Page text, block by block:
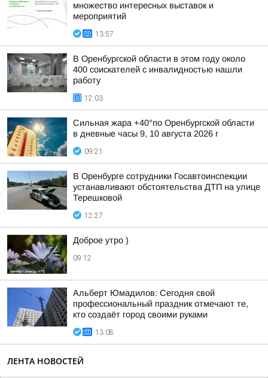
множество интересных выставок и
мероприятий
13:57
В Оренбургской области в этом году около
400 соискателей с инвалидностью нашли
работу
12:03
Сильная жара +40°по Оренбургской области
в дневные часы 9, 10 августа 2026 г
09:21
В Оренбурге сотрудники Госавтоинспекции
устанавливают обстоятельства ДТП на улице
Терешковой
12:27
Доброе утро )
09:12
Альберт Юмадилов: Сегодня свой
профессиональный праздник отмечают те,
кто создаёт город своими руками
13:08
ЛЕНТА НОВОСТЕЙ